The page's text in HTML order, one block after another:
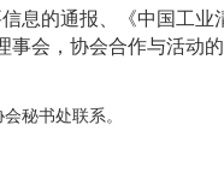
息的通报、《中国工
事会，协会合作与活动
秘书处联系。